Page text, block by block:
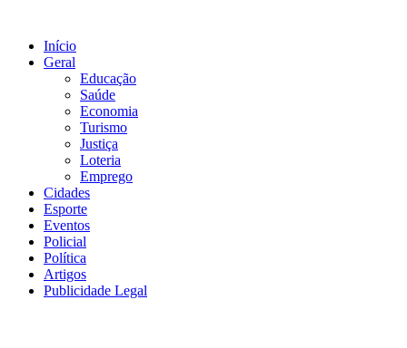
conteúdo
Início
Geral
Educação
Saúde
Economia
Turismo
Justiça
Loteria
Emprego
Cidades
Esporte
Eventos
Policial
Política
Artigos
Publicidade Legal